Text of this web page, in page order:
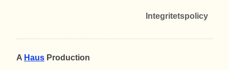
Integritetspolicy
A Haus Production